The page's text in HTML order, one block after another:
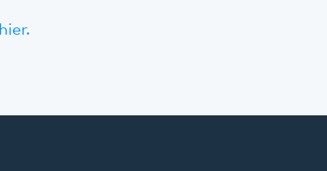
hier.